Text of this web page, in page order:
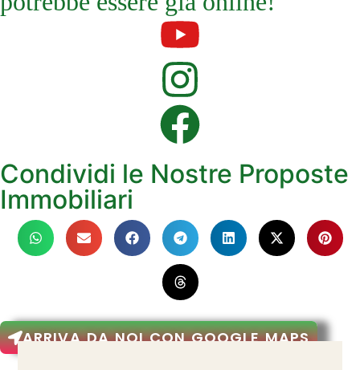
Condividi le Nostre Proposte
Immobiliari
ARRIVA DA NOI CON GOOGLE MAPS